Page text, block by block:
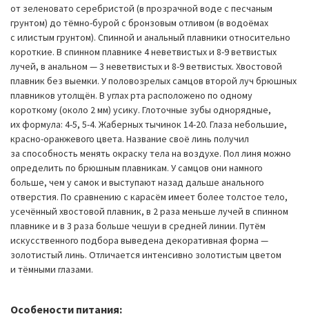
от зеленовато серебристой (в прозрачной воде с песчаным
грунтом) до тёмно-бурой с бронзовым отливом (в водоёмах
с илистым грунтом). Спинной и анальный плавники относительно
короткие. В спинном плавнике 4 неветвистых и 8-9 ветвистых
лучей, в анальном — 3 неветвистых и 8-9 ветвистых. Хвостовой
плавник без выемки. У половозрелых самцов второй луч брюшных
плавников утолщён. В углах рта расположено по одному
короткому (около 2 мм) усику. Глоточные зубы однорядные,
их формула: 4-5, 5-4. Жаберных тычинок 14-20. Глаза небольшие,
красно-оранжевого цвета. Название своё линь получил
за способность менять окраску тела на воздухе. Пол линя можно
определить по брюшным плавникам. У самцов они намного
больше, чем у самок и выступают назад дальше анального
отверстия. По сравнению с карасём имеет более толстое тело,
усечённый хвостовой плавник, в 2 раза меньше лучей в спинном
плавнике и в 3 раза больше чешуи в средней линии. Путём
искусственного подбора выведена декоративная форма —
золотистый линь. Отличается интенсивно золотистым цветом
и тёмными глазами.
Особености питания: